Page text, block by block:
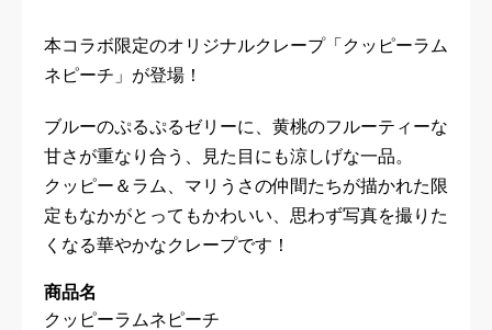
本コラボ限定のオリジナルクレープ「クッピーラム
ネピーチ」が登場！
ブルーのぷるぷるゼリーに、黄桃のフルーティーな
甘さが重なり合う、見た目にも涼しげな一品。
クッピー＆ラム、マリうさの仲間たちが描かれた限
定もなかがとってもかわいい、思わず写真を撮りた
くなる華やかなクレープです！
商品名
クッピーラムネピーチ